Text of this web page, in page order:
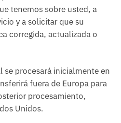
tenemos sobre usted, a
y a solicitar que su
corregida, actualizada o
se procesará inicialmente en
fuera de Europa para
procesamiento,
Unidos.